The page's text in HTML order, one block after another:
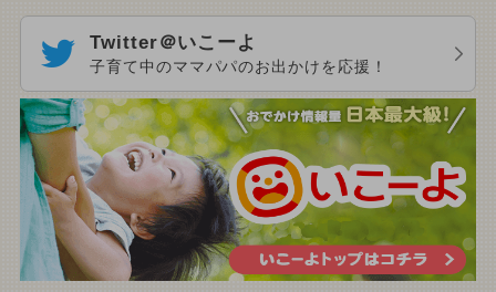
Twitter＠いこーよ
子育て中のママパパのお出かけを応援！